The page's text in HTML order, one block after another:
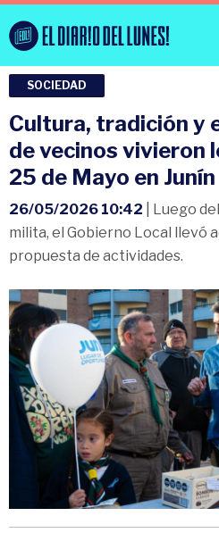
SOCIEDAD
Cultura, tradición y
de vecinos vivieron
25 de Mayo en Junín
26/05/2026 10:42 | Luego
milita, el Gobierno Local llevó
propuesta de actividades.